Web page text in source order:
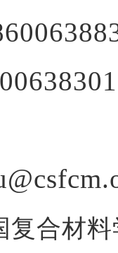
复合材